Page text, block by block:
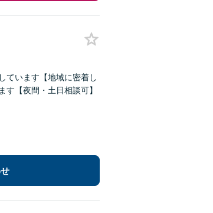
ています【地域に密着し
【夜間・土日相談可】